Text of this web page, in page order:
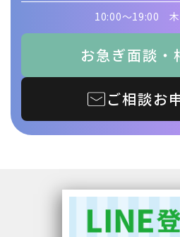
10:00〜19:00 木
お急ぎ面談・
ご相談お